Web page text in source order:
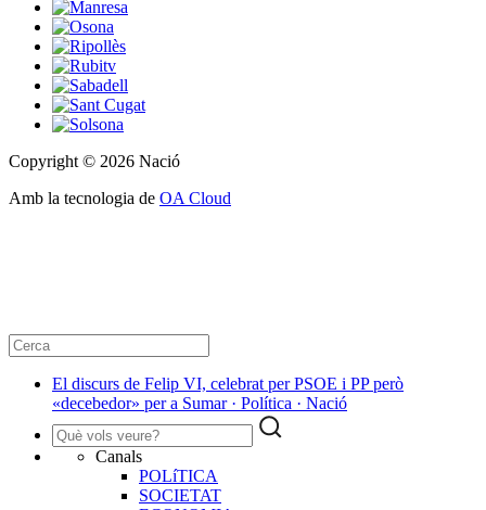
Copyright © 2026 Nació
Amb la tecnologia de OA Cloud
El discurs de Felip VI, celebrat per PSOE i PP però
«decebedor» per a Sumar · Política · Nació
Canals
POLíTICA
SOCIETAT